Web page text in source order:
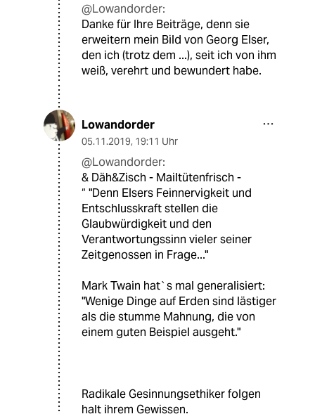
@Lowandorder:
Danke für Ihre Beiträge, denn sie
erweitern mein Bild von Georg Elser,
den ich (trotz dem ...), seit ich von ihm
weiß, verehrt und bewundert habe.
Lowandorder
05.11.2019, 19:11 Uhr
@Lowandorder:
& Däh&Zisch - Mailtütenfrisch -
“ "Denn Elsers Feinnervigkeit und
Entschlusskraft stellen die
Glaubwürdigkeit und den
Verantwortungssinn vieler seiner
Zeitgenossen in Frage..."
Mark Twain hat`s mal generalisiert:
"Wenige Dinge auf Erden sind lästiger
als die stumme Mahnung, die von
einem guten Beispiel ausgeht."
Radikale Gesinnungsethiker folgen
halt ihrem Gewissen.